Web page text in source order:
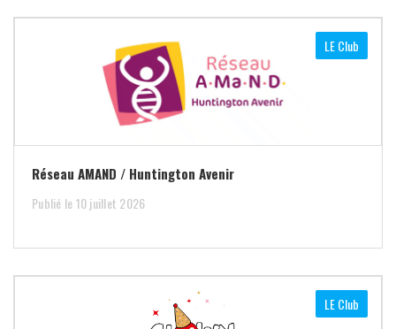
LE Club
Réseau AMAND / Huntington Avenir
Publié le 10 juillet 2026
LE Club